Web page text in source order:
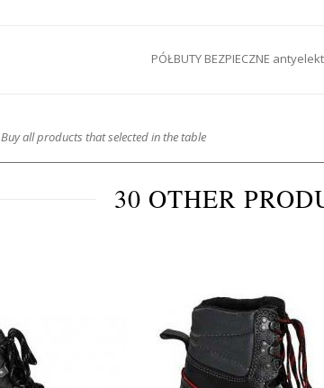
PÓŁBUTY BEZPIECZNE
Buy all products that selected in the table
30 OTHER